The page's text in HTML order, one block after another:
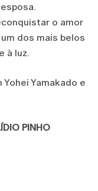
o amor
dos mais belos
à luz.
Yamakado e
PINHO